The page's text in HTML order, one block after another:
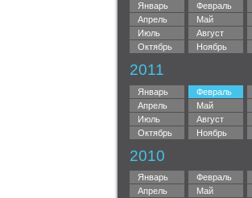
Январь Февраль
Апрель
Май
Июль
Август
Октябрь
Ноябрь
2011
Январь Февраль
Апрель
Май
Июль
Август
Октябрь
Ноябрь
2010
Январь Февраль
Апрель
Май